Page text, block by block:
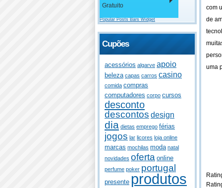
Gratuito
Popular Posts Bars Widget
Cupões
acessórios algarve apoio
beleza capas carros casino
comida compras
computadores corpo cursos
desconto
descontos design
dia dietas emprego férias
jogos lar licores loja online
marcas mochilas moda natal
novidades oferta online
perfume poker portugal
presente produtos
com
de
uma